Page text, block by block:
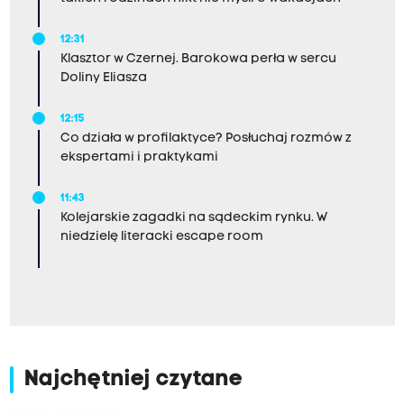
12:31
Klasztor w Czernej. Barokowa perła w sercu
Doliny Eliasza
12:15
Co działa w profilaktyce? Posłuchaj rozmów z
ekspertami i praktykami
11:43
Kolejarskie zagadki na sądeckim rynku. W
niedzielę literacki escape room
Najchętniej czytane